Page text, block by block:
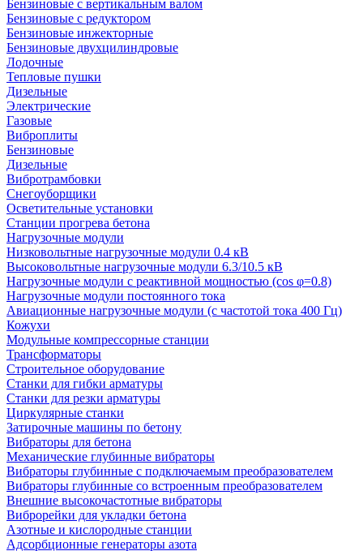
Бензиновые с вертикальным валом
Бензиновые с редуктором
Бензиновые инжекторные
Бензиновые двухцилиндровые
Лодочные
Тепловые пушки
Дизельные
Электрические
Газовые
Виброплиты
Бензиновые
Дизельные
Вибротрамбовки
Снегоуборщики
Осветительные установки
Станции прогрева бетона
Нагрузочные модули
Низковольтные нагрузочные модули 0.4 кВ
Высоковольтные нагрузочные модули 6.3/10.5 кВ
Нагрузочные модули с реактивной мощностью (cos φ=0.8)
Нагрузочные модули постоянного тока
Авиационные нагрузочные модули (с частотой тока 400 Гц)
Кожухи
Модульные компрессорные станции
Трансформаторы
Строительное оборудование
Станки для гибки арматуры
Станки для резки арматуры
Циркулярные станки
Затирочные машины по бетону
Вибраторы для бетона
Механические глубинные вибраторы
Вибраторы глубинные с подключаемым преобразователем
Вибраторы глубинные со встроенным преобразователем
Внешние высокочастотные вибраторы
Виброрейки для укладки бетона
Азотные и кислородные станции
Адсорбционные генераторы азота